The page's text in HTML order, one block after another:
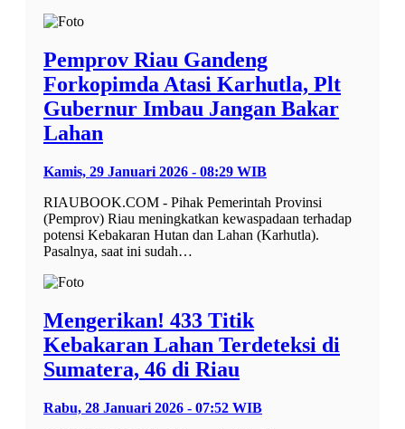
Pemprov Riau Gandeng
Forkopimda Atasi Karhutla, Plt
Gubernur Imbau Jangan Bakar
Lahan
Kamis, 29 Januari 2026 - 08:29 WIB
RIAUBOOK.COM - Pihak Pemerintah Provinsi
(Pemprov) Riau meningkatkan kewaspadaan terhadap
potensi Kebakaran Hutan dan Lahan (Karhutla).
Pasalnya, saat ini sudah…
Mengerikan! 433 Titik
Kebakaran Lahan Terdeteksi di
Sumatera, 46 di Riau
Rabu, 28 Januari 2026 - 07:52 WIB